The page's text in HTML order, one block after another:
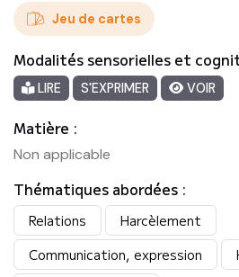
Jeu de cartes
Modalités sensorielles et
LIRE S'EXPRIMER VOIR
Matière :
Non applicable
Thématiques abordées :
Relations
Harcèlement
Communication, expression